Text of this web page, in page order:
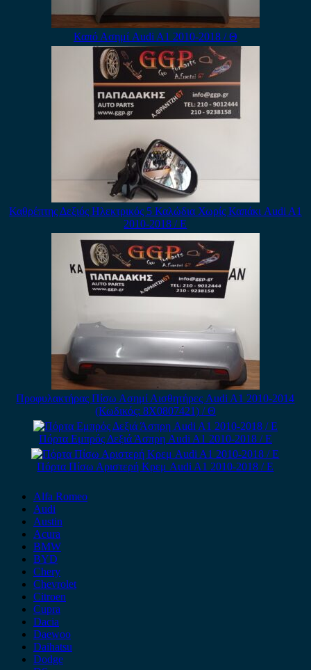
Καπό Ασημί Audi A1 2010-2018 / Θ
Καθρέπτης Δεξιός Ηλεκτρικός 5 Καλώδια Χωρίς Καπάκι Audi A1
2010-2018 / Ε
Προφυλακτήρας Πίσω Ασημί Αισθητήρες Audi A1 2010-2014
(Κωδικός: 8X0807421) / Θ
Πόρτα Εμπρός Δεξιά Άσπρη Audi A1 2010-2018 / Ε
Πόρτα Πίσω Αριστερή Κρεμ Audi A1 2010-2018 / Ε
Alfa Romeo
Audi
Austin
Acura
BMW
BYD
Chery
Chevrolet
Citroen
Cupra
Dacia
Daewoo
Daihatsu
Dodge